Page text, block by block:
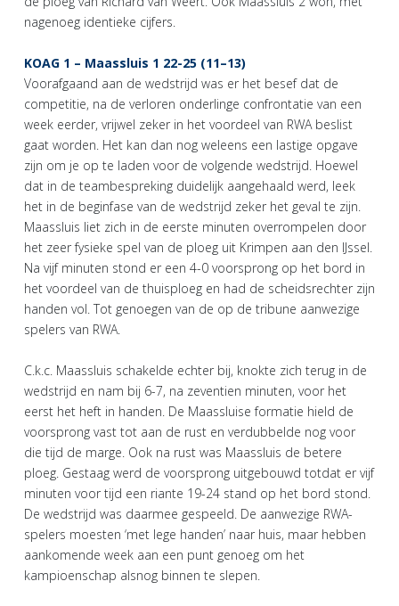
nagenoeg identieke cijfers.
KOAG 1 – Maassluis 1 22-25 (11–13)
Voorafgaand aan de wedstrijd was er het besef dat de
competitie, na de verloren onderlinge confrontatie van een
week eerder, vrijwel zeker in het voordeel van RWA beslist
gaat worden. Het kan dan nog weleens een lastige opgave
zijn om je op te laden voor de volgende wedstrijd. Hoewel
dat in de teambespreking duidelijk aangehaald werd, leek
het in de beginfase van de wedstrijd zeker het geval te zijn.
Maassluis liet zich in de eerste minuten overrompelen door
het zeer fysieke spel van de ploeg uit Krimpen aan den IJssel.
Na vijf minuten stond er een 4-0 voorsprong op het bord in
het voordeel van de thuisploeg en had de scheidsrechter zijn
handen vol. Tot genoegen van de op de tribune aanwezige
spelers van RWA.
C.k.c. Maassluis schakelde echter bij, knokte zich terug in de
wedstrijd en nam bij 6-7, na zeventien minuten, voor het
eerst het heft in handen. De Maassluise formatie hield de
voorsprong vast tot aan de rust en verdubbelde nog voor
die tijd de marge. Ook na rust was Maassluis de betere
ploeg. Gestaag werd de voorsprong uitgebouwd totdat er vijf
minuten voor tijd een riante 19-24 stand op het bord stond.
De wedstrijd was daarmee gespeeld. De aanwezige RWA-
spelers moesten ‘met lege handen’ naar huis, maar hebben
aankomende week aan een punt genoeg om het
kampioenschap alsnog binnen te slepen.